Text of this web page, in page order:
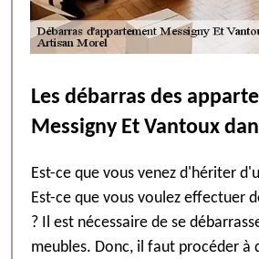
Les débarras des
Messigny Et Vantoux
Est-ce que vous venez d'hériter
Est-ce que vous voulez effectuer
? Il est nécessaire de se
meubles. Donc, il faut procéder à